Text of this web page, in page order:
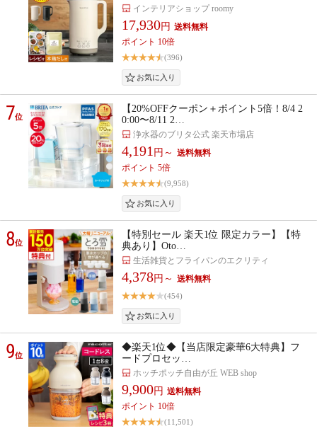
インテリアショップ roomy
17,930円
ポイント 10倍
(396)
7位
【20%OFFクーポン＋ポイント5倍！8/4 2
0:00〜8/11 2…
浄水器のブリタ公式 楽天市場店
4,191 円～
ポイント 5倍
(9,958)
8位
【特別セール 楽天1位 限定カラー】【特
典あり】Oto…
生活雑貨とフライパンのエクリティ
4,378円～
(454)
9位
◆楽天1位◆【当店限定豪華6大特典】フ
ードプロセッ…
ホッチポッチ自由が丘 WEB shop
9,900円
ポイント 10倍
(11,501)